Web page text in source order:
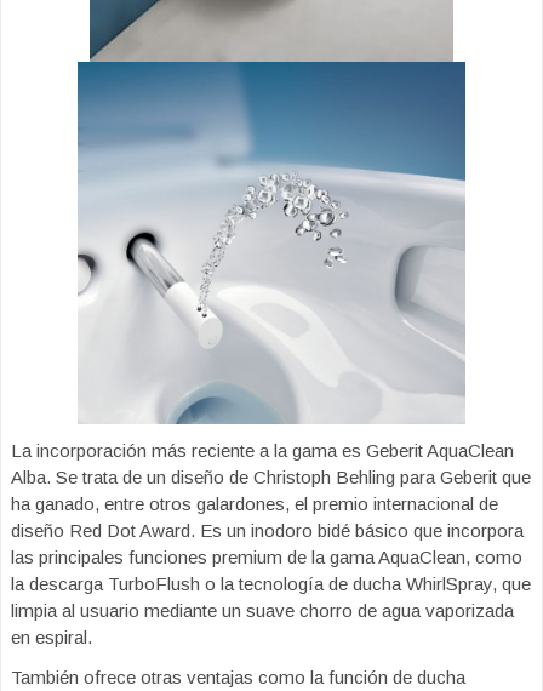
La incorporación más reciente a la gama es Geberit AquaClean
Alba. Se trata de un diseño de Christoph Behling para Geberit que
ha ganado, entre otros galardones, el premio internacional de
diseño Red Dot Award. Es un inodoro bidé básico que incorpora
las principales funciones premium de la gama AquaClean, como
la descarga TurboFlush o la tecnología de ducha WhirlSpray, que
limpia al usuario mediante un suave chorro de agua vaporizada
en espiral.
También ofrece otras ventajas como la función de ducha